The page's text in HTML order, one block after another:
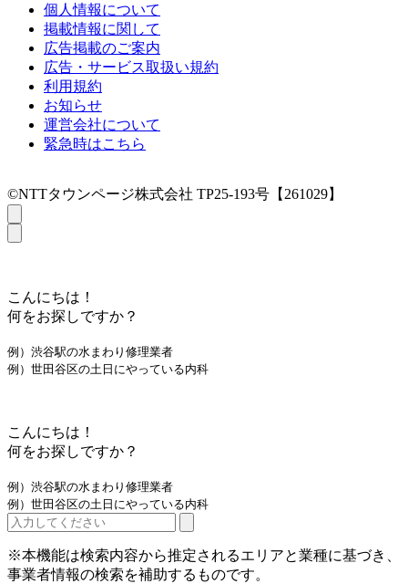
個人情報について
掲載情報に関して
広告掲載のご案内
広告・サービス取扱い規約
利用規約
お知らせ
運営会社について
緊急時はこちら
©NTTタウンページ株式会社 TP25-193号【261029】
こんにちは！
何をお探しですか？
例）渋谷駅の水まわり修理業者
例）世田谷区の土日にやっている内科
こんにちは！
何をお探しですか？
例）渋谷駅の水まわり修理業者
例）世田谷区の土日にやっている内科
※本機能は検索内容から推定されるエリアと業種に基づき、
事業者情報の検索を補助するものです。